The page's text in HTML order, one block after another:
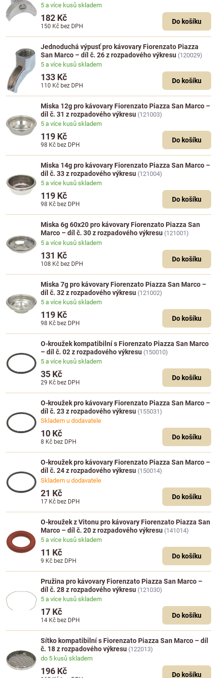
5 a více kusů skladem
182 Kč
150 Kč bez DPH
Do košíku
Jednoduchá výpusť pro kávovary Fiorenzato Piazza
San Marco – díl č. 26 z rozpadového výkresu (120029)
5 a více kusů skladem
133 Kč
110 Kč bez DPH
Do košíku
Miska 12g pro kávovary Fiorenzato Piazza San Marco –
díl č. 31 z rozpadového výkresu (121003)
5 a více kusů skladem
119 Kč
98 Kč bez DPH
Do košíku
Miska 14g pro kávovary Fiorenzato Piazza San Marco –
díl č. 33 z rozpadového výkresu (121004)
5 a více kusů skladem
119 Kč
98 Kč bez DPH
Do košíku
Miska 6g 60x20 pro kávovary Fiorenzato Piazza San
Marco – díl č. 30 z rozpadového výkresu (121001)
5 a více kusů skladem
131 Kč
108 Kč bez DPH
Do košíku
Miska 7g pro kávovary Fiorenzato Piazza San Marco –
díl č. 32 z rozpadového výkresu (121002)
5 a více kusů skladem
119 Kč
98 Kč bez DPH
Do košíku
O-kroužek kompatibilní s Fiorenzato Piazza San Marco
– díl č. 02 z rozpadového výkresu (150010)
5 a více kusů skladem
35 Kč
29 Kč bez DPH
Do košíku
O-kroužek pro kávovary Fiorenzato Piazza San Marco –
díl č. 23 z rozpadového výkresu (155031)
Skladem u dodavatele
10 Kč
8 Kč bez DPH
Do košíku
O-kroužek pro kávovary Fiorenzato Piazza San Marco –
díl č. 24 z rozpadového výkresu (150014)
Skladem u dodavatele
21 Kč
17 Kč bez DPH
Do košíku
O-kroužek z Vitonu pro kávovary Fiorenzato Piazza San
Marco – díl č. 20 z rozpadového výkresu (141014)
5 a více kusů skladem
11 Kč
9 Kč bez DPH
Do košíku
Pružina pro kávovary Fiorenzato Piazza San Marco –
díl č. 28 z rozpadového výkresu (121030)
5 a více kusů skladem
17 Kč
14 Kč bez DPH
Do košíku
Sítko kompatibilní s Fiorenzato Piazza San Marco – díl
č. 18 z rozpadového výkresu (122013)
do 5 kusů skladem
196 Kč Do košíku